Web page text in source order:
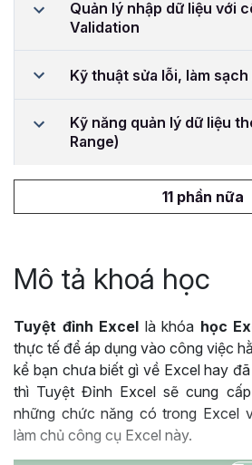
Quản lý nhập dữ liệu với
Validation
Kỹ thuật sửa lỗi, làm
Kỹ năng quản lý dữ liệu
Range)
11 phần nữa
Mô tả khoá học
Tuyệt đỉnh Excel là khóa học
thực tế để áp dụng vào công việc
kể bạn chưa biết gì về Excel hay
thì Tuyệt Đỉnh Excel sẽ cung
những chức năng có trong Excel
làm chủ công cụ Excel này.